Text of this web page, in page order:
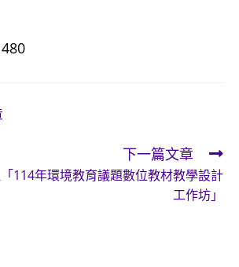
480
下一篇文章
114年環境教育議題數位教材教學設計
工作坊」